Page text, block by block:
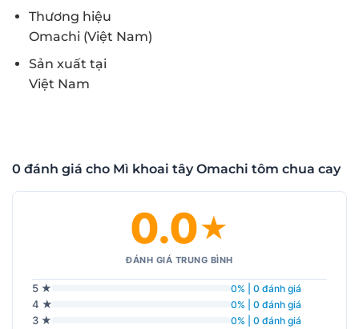
Thương hiệu
Omachi (Việt Nam)
Sản xuất tại
Việt Nam
0 đánh giá cho Mì khoai tây Omachi tôm chua cay
0.0★
ĐÁNH GIÁ TRUNG BÌNH
5 ★ 0% | 0 đánh giá
4 ★ 0% | 0 đánh giá
3 ★ 0% | 0 đánh giá